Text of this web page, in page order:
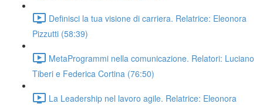
Definisci la tua visione di carriera. Relatrice: Eleonora
Pizzutti (58:39)
MetaProgrammi nella comunicazione. Relatori: Luciano
Tiberi e Federica Cortina (76:50)
La Leadership nel lavoro agile. Relatrice: Eleonora